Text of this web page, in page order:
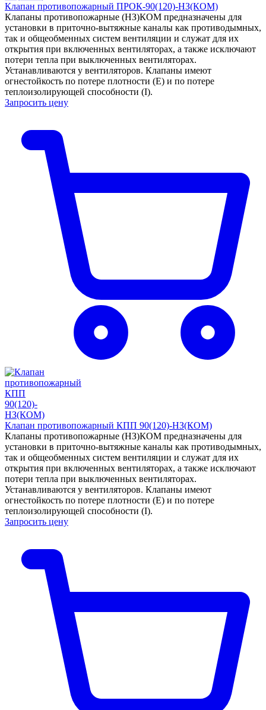
Клапан противопожарный ПРОК-90(120)-НЗ(КОМ)
Клапаны противопожарные (НЗ)КОМ предназначены для
установки в приточно-вытяжные каналы как противодымных,
так и общеобменных систем вентиляции и служат для их
открытия при включенных вентиляторах, а также исключают
потери тепла при выключенных вентиляторах.
Устанавливаются у вентиляторов. Клапаны имеют
огнестойкость по потере плотности (Е) и по потере
теплоизолирующей способности (I).
Запросить цену
Клапан противопожарный КПП 90(120)-НЗ(КОМ)
Клапаны противопожарные (НЗ)КОМ предназначены для
установки в приточно-вытяжные каналы как противодымных,
так и общеобменных систем вентиляции и служат для их
открытия при включенных вентиляторах, а также исключают
потери тепла при выключенных вентиляторах.
Устанавливаются у вентиляторов. Клапаны имеют
огнестойкость по потере плотности (Е) и по потере
теплоизолирующей способности (I).
Запросить цену